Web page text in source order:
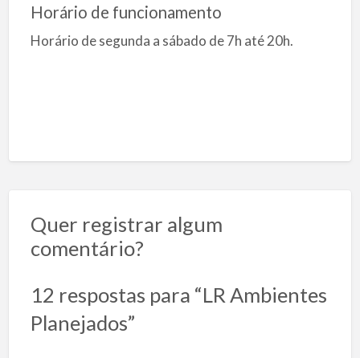
Horário de funcionamento
Horário de segunda a sábado de 7h até 20h.
Quer registrar algum
comentário?
12 respostas para “LR Ambientes
Planejados”